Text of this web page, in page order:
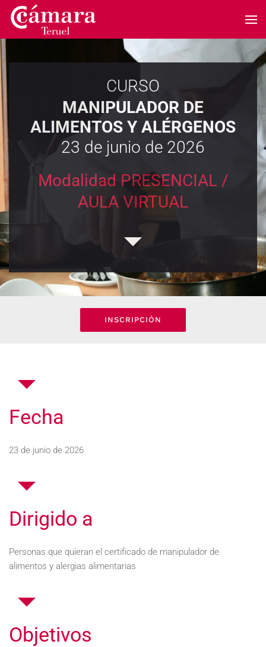
Skip to main content
CURSO
MANIPULADOR DE
ALIMENTOS Y ALÉRGENOS
23 de junio de 2026
Modalidad PRESENCIAL /
AULA VIRTUAL
INSCRIPCIÓN
Fecha
23 de junio de 2026
Dirigido a
Personas que quieran el certificado de manipulador de
alimentos y alergias alimentarias
Objetivos